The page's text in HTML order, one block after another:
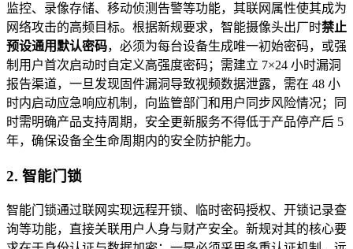
监控、录像存储、移动侦测告警等功能，其联网属性使其成为
网络攻击的高频目标。根据新规要求，智能摄像头出厂时禁止
预设通用默认密码，必须为每台设备生成唯一初始密码，或强
制用户首次启动时自定义高强度密码；需建立 7×24 小时漏洞
报告渠道，一旦发现固件漏洞导致视频数据泄露，需在 48 小
时内启动应急响应机制，向监管部门和用户同步风险情况；同
时需明确产品支持周期，安全更新服务不得低于产品停产后 5
年，确保设备全生命周期内的安全防护能力。
2. 智能门锁
智能门锁通过联网实现远程开锁、临时密码授权、开锁记录查
询等功能，直接关联用户人身与财产安全。新规对其的核心要